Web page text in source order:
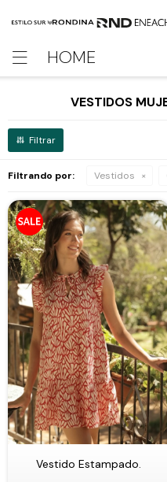
HOME

VESTIDOS
Filtrando por: Vestidos
Vestido Estampado.